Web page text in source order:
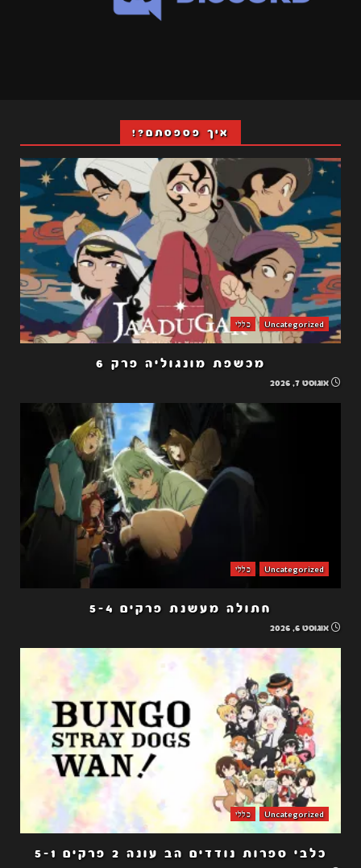
איך פספסתם?!
Uncategorized כללי
מכשפת מונגוליה פרק 6
אוגוסט 7, 2026
Uncategorized כללי
חתולה מעשנת פרקים 5-4
אוגוסט 6, 2026
Uncategorized כללי
כלבי ספרות נודדים הב עונה 2 פרקים 5-1